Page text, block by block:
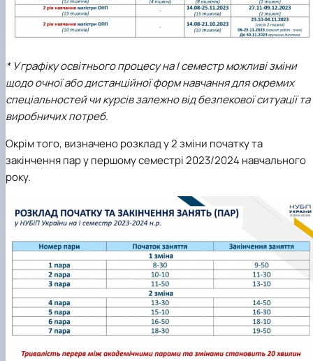
* У графіку освітнього процесу на І семестр можливі зміни
щодо очної або дистанційної форм навчання для окремих
спеціальностей чи курсів залежно від безпекової ситуації та
виробничих потреб.
Окрім того, визначено розклад у 2 зміни початку та
закінчення пар у першому семестрі 2023/2024 навчального
року.